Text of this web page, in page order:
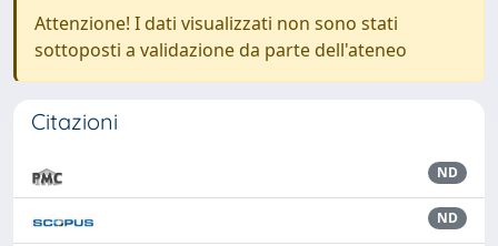
Attenzione! I dati visualizzati non sono stati
sottoposti a validazione da parte dell'ateneo
Citazioni
ND
ND